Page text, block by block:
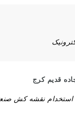
قدیم کرج
استخدام نقشه کش